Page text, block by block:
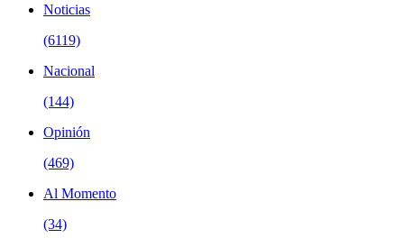
Noticias
(6119)
Nacional
(144)
Opinión
(469)
Al Momento
(34)